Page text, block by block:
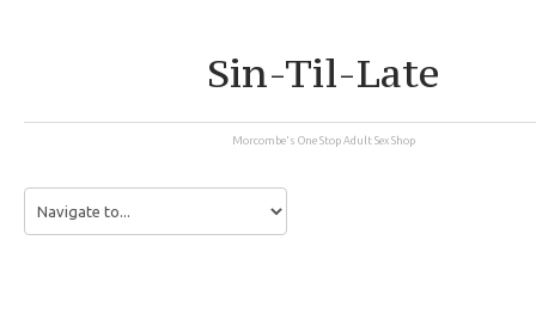
Sin-Til-Late
Morcombe's One Stop Adult Sex Shop